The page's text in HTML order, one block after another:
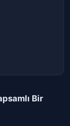
Bir